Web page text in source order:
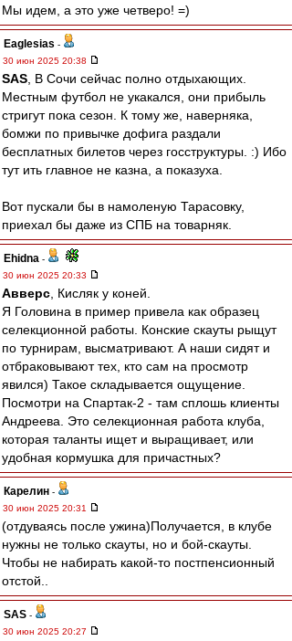
Мы идем, а это уже четверо! =)
Eaglesias -
30 июн 2025 20:38
SAS , В Сочи сейчас полно отдыхающих.
Местным футбол не укакался, они прибыль
стригут пока сезон. К тому же, наверняка,
бомжи по привычке дофига раздали
бесплатных билетов через госструктуры. :) Ибо
тут ить главное не казна, а показуха.
Вот пускали бы в намоленую Тарасовку,
приехал бы даже из СПБ на товарняк.
Ehidna -
30 июн 2025 20:33
Авверс , Кисляк у коней.
Я Головина в пример привела как образец
селекционной работы. Конские скауты рыщут
по турнирам, высматривают. А наши сидят и
отбраковывают тех, кто сам на просмотр
явился) Такое складывается ощущение.
Посмотри на Спартак-2 - там сплошь клиенты
Андреева. Это селекционная работа клуба,
которая таланты ищет и выращивает, или
удобная кормушка для причастных?
Карелин -
30 июн 2025 20:31
(отдуваясь после ужина)Получается, в клубе
нужны не только скауты, но и бой-скауты.
Чтобы не набирать какой-то постпенсионный
отстой..
SAS -
30 июн 2025 20:27